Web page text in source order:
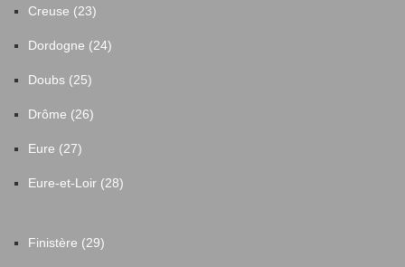
Creuse (23)
Dordogne (24)
Doubs (25)
Drôme (26)
Eure (27)
Eure-et-Loir (28)
Finistère (29)